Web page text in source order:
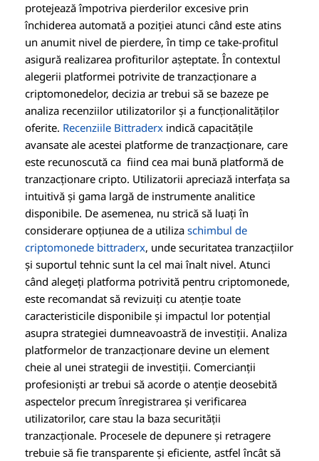
protejează împotriva pierderilor excesive prin
închiderea automată a poziției atunci când este atins
un anumit nivel de pierdere, în timp ce take-profitul
asigură realizarea profiturilor așteptate. În contextul
alegerii platformei potrivite de tranzacționare a
criptomonedelor, decizia ar trebui să se bazeze pe
analiza recenziilor utilizatorilor și a funcționalităților
oferite. Recenziile Bittraderx indică capacitățile
avansate ale acestei platforme de tranzacționare, care
este recunoscută ca fiind cea mai bună platformă de
tranzacționare cripto. Utilizatorii apreciază interfața sa
intuitivă și gama largă de instrumente analitice
disponibile. De asemenea, nu strică să luați în
considerare opțiunea de a utiliza schimbul de
criptomonede bittraderx, unde securitatea tranzacțiilor
și suportul tehnic sunt la cel mai înalt nivel. Atunci
când alegeți platforma potrivită pentru criptomonede,
este recomandat să revizuiți cu atenție toate
caracteristicile disponibile și impactul lor potențial
asupra strategiei dumneavoastră de investiții. Analiza
platformelor de tranzacționare devine un element
cheie al unei strategii de investiții. Comercianții
profesioniști ar trebui să acorde o atenție deosebită
aspectelor precum înregistrarea și verificarea
utilizatorilor, care stau la baza securității
tranzacționale. Procesele de depunere și retragere
trebuie să fie transparente și eficiente, astfel încât să